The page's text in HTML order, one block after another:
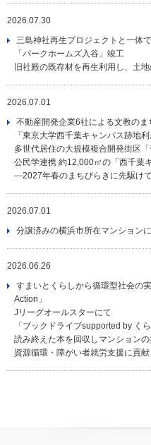
2026.07.30
三島神社再生プロジェクトと一体
「パークホームズ入谷」竣工
旧社殿の既存材を再生利用し、土
2026.07.01
不動産開発企業6社による文教のま
「東京大学西千葉キャンパス跡地利
多世代居住の大規模複合開発街区「
公民学連携 約12,000㎡の「西千葉
―2027年春のまちびらきに先駆け
2026.07.01
分譲済みの横浜市所在マンション
2026.06.26
すまいとくらしから循環型社会の
Action」
Jリーグオールスターにて
「ブックドライブsupported by く
読み終えた本を回収しマンション
資源循環・障がい者就労支援に貢献